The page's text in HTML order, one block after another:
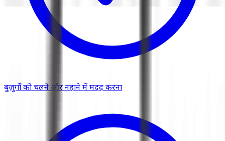
बुज़ुर्गों को चलने और नहाने में मदद करना